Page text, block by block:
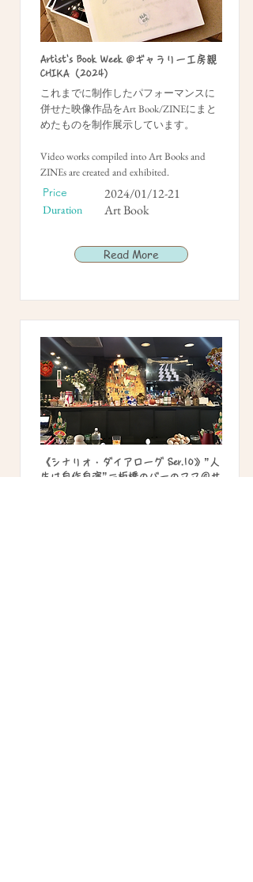
Artist's Book Week @ギャラリー工房親
CHIKA（2024）
これまでに制作したパフォーマンスに
併せた映像作品をArt Book/ZINEにまと
めたものを制作展示しています。
Video works compiled into Art Books and
ZINEs are created and exhibited.
Price 2024/01/12-21
Duration Art Book
Read More
《シナリオ・ダイアローグ Ser.10》”人
生は自作自演”＝板橋のバーのママ＠サ